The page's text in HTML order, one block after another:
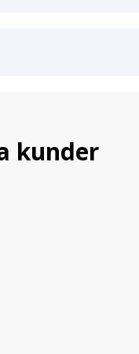
6, Fram: Ø 50 mm
1.2 Tsi, 1.4 Tsi, 2.5,
kunder